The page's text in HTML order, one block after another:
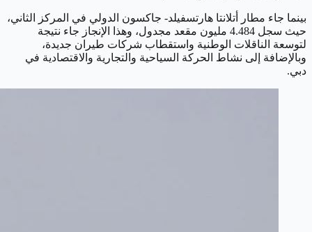
بينما جاء مطار أتلانتا هارتسفيلد- جاكسون الدولي في المركز الثاني،
حيث سجل 4.484 مليون مقعد مجدول، وهذا الإنجاز جاء نتيجة
لتوسعة الناقلات الوطنية واستقطاب شركات طيران جديدة،
وبالإضافة إلى نشاط الحركة السياحية والتجارية والاقتصادية في
دبي.